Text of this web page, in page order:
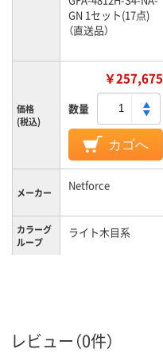
GN 1セット(17点)
（直送品）
価格
(税込)
￥257,675
数量
カゴへ
メーカー Netforce
カラーグ
ループ
ライト木目系
レビュー（0件）